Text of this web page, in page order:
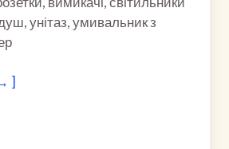
унітаз, умивальник з
]